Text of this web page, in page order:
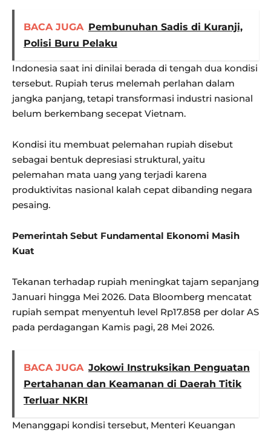
BACA JUGA Pembunuhan Sadis di Kuranji,
Polisi Buru Pelaku
Indonesia saat ini dinilai berada di tengah dua kondisi
tersebut. Rupiah terus melemah perlahan dalam
jangka panjang, tetapi transformasi industri nasional
belum berkembang secepat Vietnam.
Kondisi itu membuat pelemahan rupiah disebut
sebagai bentuk depresiasi struktural, yaitu
pelemahan mata uang yang terjadi karena
produktivitas nasional kalah cepat dibanding negara
pesaing.
Pemerintah Sebut Fundamental Ekonomi Masih
Kuat
Tekanan terhadap rupiah meningkat tajam sepanjang
Januari hingga Mei 2026. Data Bloomberg mencatat
rupiah sempat menyentuh level Rp17.858 per dolar AS
pada perdagangan Kamis pagi, 28 Mei 2026.
BACA JUGA Jokowi Instruksikan Penguatan
Pertahanan dan Keamanan di Daerah Titik
Terluar NKRI
Menanggapi kondisi tersebut, Menteri Keuangan